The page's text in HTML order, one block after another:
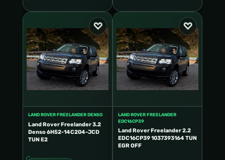
LAND ROVER FREELANDER DENSO
Land Rover Freelander 3.2
Denso 6H52-14C204-JCD
TUN E2
LAND ROVER FREELANDER
EDC16CP39
Land Rover Freelander 2.2
EDC16CP39 1037393164 TUN
EGR OFF